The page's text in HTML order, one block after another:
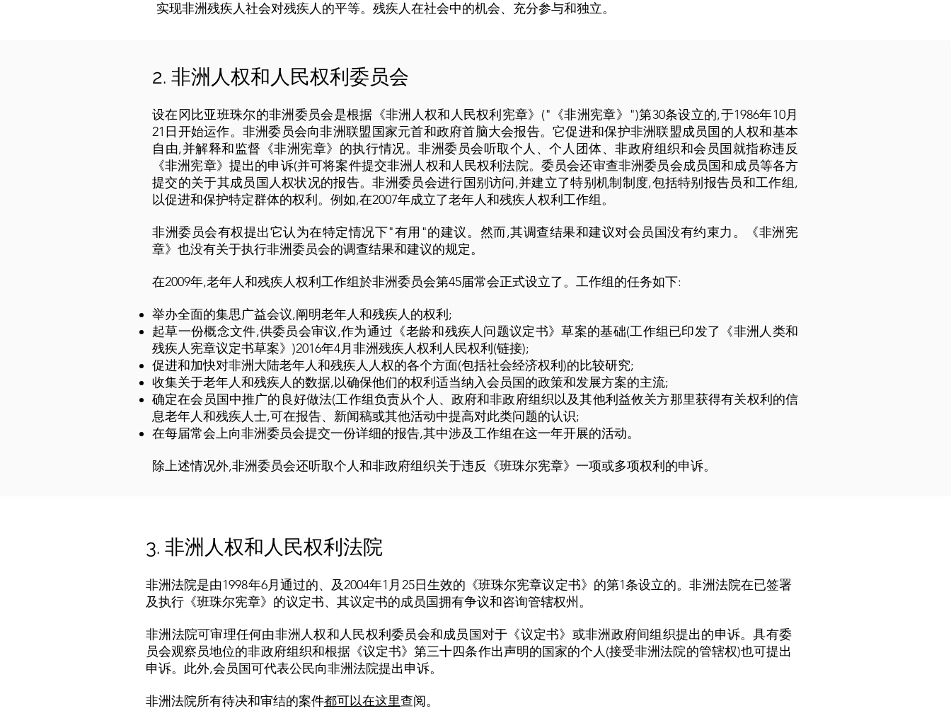
实现非洲残疾人社会对残疾人的平等。残疾人在社会中的机会、充分参与和独立。
2. 非洲人权和人民权利委员会
设在冈比亚班珠尔的非洲委员会是根据《非洲人权和人民权利宪章》("《非洲宪章》")第30条设立的,于1986年10月
21日开始运作。非洲委员会向非洲联盟国家元首和政府首脑大会报告。它促进和保护非洲联盟成员国的人权和基本
自由,并解释和监督《非洲宪章》的执行情况。非洲委员会听取个人、个人团体、非政府组织和会员国就指称违反
《非洲宪章》提出的申诉(并可将案件提交非洲人权和人民权利法院。委员会还审查非洲委员会成员国和成员等各方
提交的关于其成员国人权状况的报告。非洲委员会进行国别访问,并建立了特别机制制度,包括特别报告员和工作组,
以促进和保护特定群体的权利。例如,在2007年成立了老年人和残疾人权利工作组。
非洲委员会有权提出它认为在特定情况下"有用"的建议。然而,其调查结果和建议对会员国没有约束力。《非洲宪
章》也没有关于执行非洲委员会的调查结果和建议的规定。
在2009年,老年人和残疾人权利工作组於非洲委员会第45届常会正式设立了。工作组的任务如下:
举办全面的集思广益会议,阐明老年人和残疾人的权利;
起草一份概念文件,供委员会审议,作为通过《老龄和残疾人问题议定书》草案的基础(工作组已印发了《非洲人类和
残疾人宪章议定书草案》)2016年4月非洲残疾人权利人民权利(链接);
促进和加快对非洲大陆老年人和残疾人人权的各个方面(包括社会经济权利)的比较研究;
收集关于老年人和残疾人的数据,以确保他们的权利适当纳入会员国的政策和发展方案的主流;
确定在会员国中推广的良好做法(工作组负责从个人、政府和非政府组织以及其他利益攸关方那里获得有关权利的信
息老年人和残疾人士,可在报告、新闻稿或其他活动中提高对此类问题的认识;
在每届常会上向非洲委员会提交一份详细的报告,其中涉及工作组在这一年开展的活动。
除上述情况外,非洲委员会还听取个人和非政府组织关于违反《班珠尔宪章》一项或多项权利的申诉。
3. 非洲人权和人民权利法院
非洲法院是由1998年6月通过的、及2004年1月25日生效的《班珠尔宪章议定书》的第1条设立的。非洲法院在已签署
及执行《班珠尔宪章》的议定书、其议定书的成员国拥有争议和咨询管辖权州。
非洲法院可审理任何由非洲人权和人民权利委员会和成员国对于《议定书》或非洲政府间组织提出的申诉。具有委
员会观察员地位的非政府组织和根据《议定书》第三十四条作出声明的国家的个人(接受非洲法院的管辖权)也可提出
申诉。此外,会员国可代表公民向非洲法院提出申诉。
非洲法院所有待决和审结的案件都可以在这里查阅。